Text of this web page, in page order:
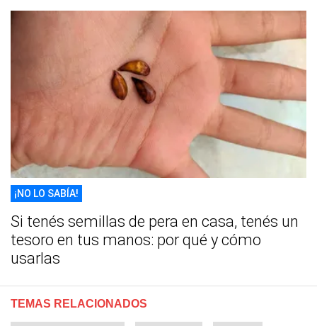
¡NO LO SABÍA!
Si tenés semillas de pera en casa, tenés un
tesoro en tus manos: por qué y cómo
usarlas
TEMAS RELACIONADOS